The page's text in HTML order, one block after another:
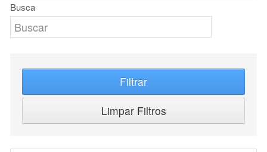
Busca
Filtrar
Limpar Filtros